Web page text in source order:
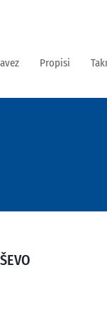
Propisi